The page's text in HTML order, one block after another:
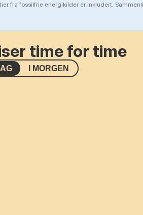
fra fossilfrie energikilder er inkludert.
time for time
I MORGEN